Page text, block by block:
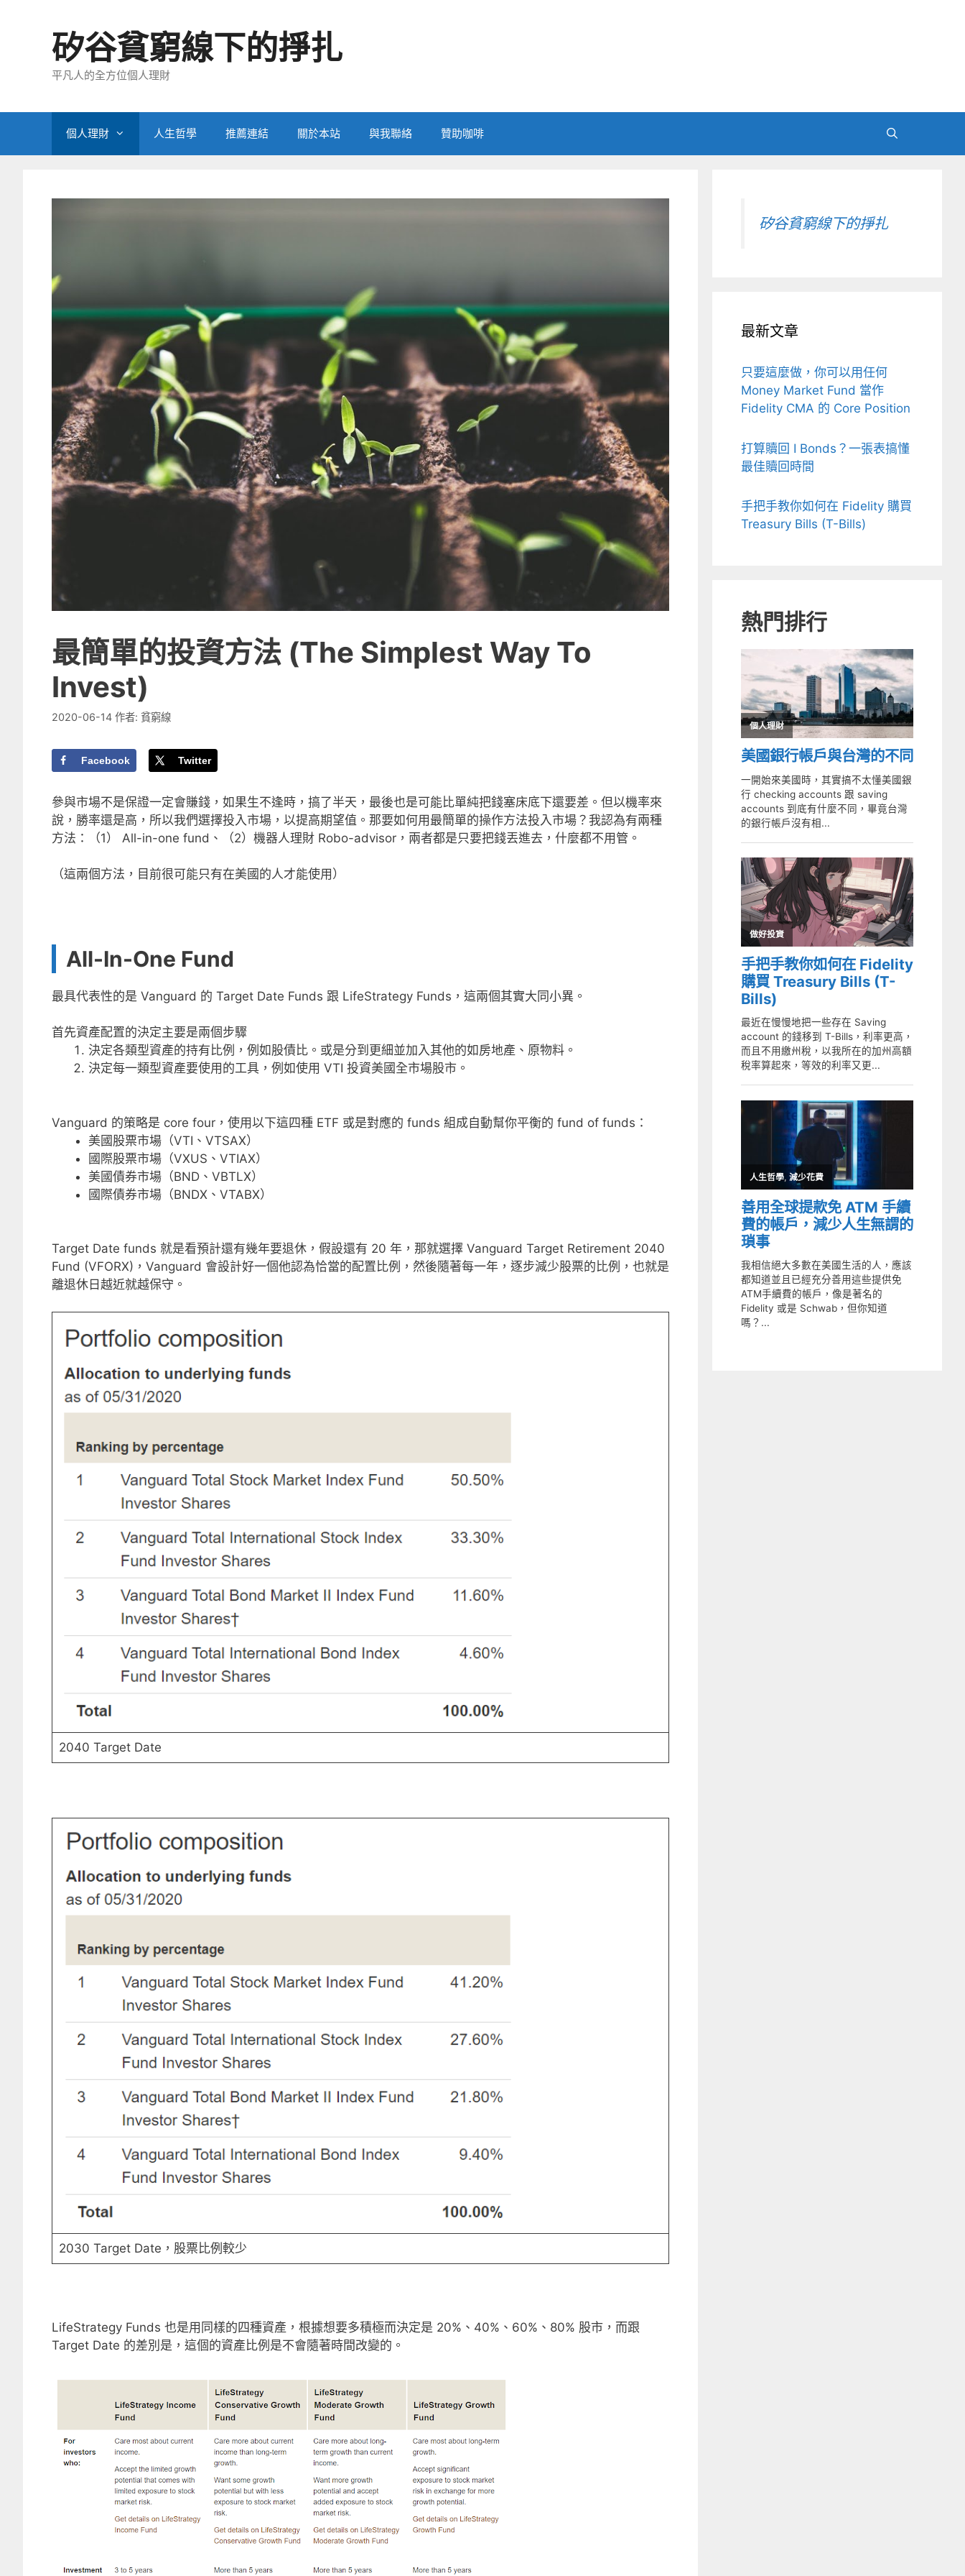
矽谷貧窮線下的掙扎
平凡人的全方位個人理財
個人理財 人生哲學 推薦連結 關於本站 與我聯絡 贊助咖啡
最簡單的投資方法 (The Simplest Way To
Invest)
2020-06-14 作者: 貧窮線
Facebook Twitter
參與市場不是保證一定會賺錢，如果生不逢時，搞了半天，最後也是可能比單純把錢塞床底下還要差。但以機率來
說，勝率還是高，所以我們選擇投入市場，以提高期望值。那要如何用最簡單的操作方法投入市場？我認為有兩種
方法：（1） All-in-one fund、（2）機器人理財 Robo-advisor，兩者都是只要把錢丟進去，什麼都不用管。
（這兩個方法，目前很可能只有在美國的人才能使用）
All-In-One Fund
最具代表性的是 Vanguard 的 Target Date Funds 跟 LifeStrategy Funds，這兩個其實大同小異。
首先資產配置的決定主要是兩個步驟
決定各類型資產的持有比例，例如股債比。或是分到更細並加入其他的如房地產、原物料。
決定每一類型資產要使用的工具，例如使用 VTI 投資美國全市場股市。
Vanguard 的策略是 core four，使用以下這四種 ETF 或是對應的 funds 組成自動幫你平衡的 fund of funds：
美國股票市場（VTI、VTSAX）
國際股票市場（VXUS、VTIAX）
美國債券市場（BND、VBTLX）
國際債券市場（BNDX、VTABX）
Target Date funds 就是看預計還有幾年要退休，假設還有 20 年，那就選擇 Vanguard Target Retirement 2040
Fund (VFORX)，Vanguard 會設計好一個他認為恰當的配置比例，然後隨著每一年，逐步減少股票的比例，也就是
離退休日越近就越保守。
2040 Target Date
2030 Target Date，股票比例較少
LifeStrategy Funds 也是用同樣的四種資產，根據想要多積極而決定是 20%、40%、60%、80% 股市，而跟
Target Date 的差別是，這個的資產比例是不會隨著時間改變的。
矽谷貧窮線下的掙扎
最新文章
只要這麼做，你可以用任何
Money Market Fund 當作
Fidelity CMA 的 Core Position
打算贖回 I Bonds？一張表搞懂
最佳贖回時間
手把手教你如何在 Fidelity 購買
Treasury Bills (T-Bills)
熱門排行